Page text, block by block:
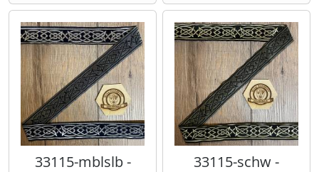
33115-mblslb -
33115-schw -